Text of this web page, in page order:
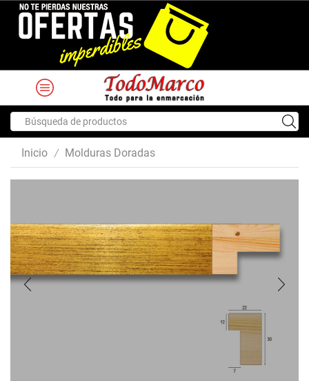
input
Inicio / Molduras Doradas